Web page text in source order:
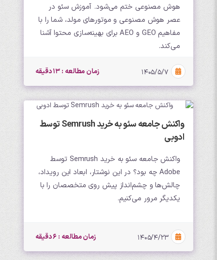
هوش مصنوعی ختم می‌شود. آموزش سئو در
عصر هوش مصنوعی و موتورهای مولد، شما را با
مفاهیم GEO و AEO برای بهینه‌سازی محتوا آشنا
می‌کند.
۱۴۰۵/۵/۷ زمان مطالعه : 13 دقیقه
واکنش جامعه سئو به خرید Semrush توسط
ادوبی
واکنش جامعه سئو به خرید Semrush توسط
Adobe چه بود؟ در این نوشتار، ابعاد این رویداد،
چالش‌ها و چشم‌انداز پیش روی متخصصان را با
یکدیگر مرور می‌کنیم.
۱۴۰۵/۴/۲۳ زمان مطالعه : 6 دقیقه